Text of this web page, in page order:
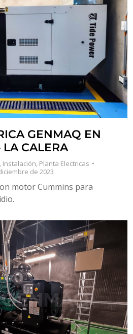
GENMAQ EN
LA CALERA
, Instalación, Planta Electricas
de 2023
motor Cummins para